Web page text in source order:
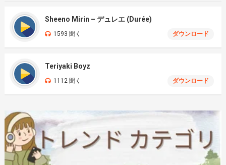
Sheeno Mirin – デュレエ (Durée)
1593 聞く ダウンロード
Teriyaki Boyz
1112 聞く ダウンロード